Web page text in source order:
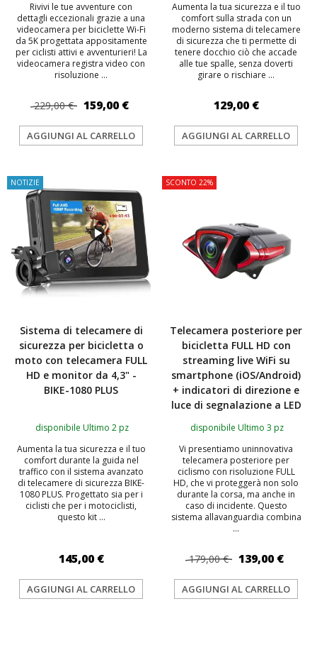
Rivivi le tue avventure con
dettagli eccezionali grazie a una
videocamera per biciclette Wi-Fi
da 5K progettata appositamente
per ciclisti attivi e avventurieri! La
videocamera registra video con
risoluzione ...
229,00 € 159,00 €
AGGIUNGI AL CARRELLO
Aumenta la tua sicurezza e il tuo
comfort sulla strada con un
moderno sistema di telecamere
di sicurezza che ti permette di
tenere docchio ciò che accade
alle tue spalle, senza doverti
girare o rischiare ...
129,00 €
AGGIUNGI AL CARRELLO
NOTIZIE
Sistema di telecamere di
sicurezza per bicicletta o
moto con telecamera FULL
HD e monitor da 4,3" -
BIKE-1080 PLUS
disponibile Ultimo 2 pz
Aumenta la tua sicurezza e il tuo
comfort durante la guida nel
traffico con il sistema avanzato
di telecamere di sicurezza BIKE-
1080 PLUS. Progettato sia per i
ciclisti che per i motociclisti,
questo kit ...
145,00 €
AGGIUNGI AL CARRELLO
SCONTO 22%
Telecamera posteriore per
bicicletta FULL HD con
streaming live WiFi su
smartphone (iOS/Android)
+ indicatori di direzione e
luce di segnalazione a LED
disponibile Ultimo 3 pz
Vi presentiamo uninnovativa
telecamera posteriore per
ciclismo con risoluzione FULL
HD, che vi proteggerà non solo
durante la corsa, ma anche in
caso di incidente. Questo
sistema allavanguardia combina
...
179,00 € 139,00 €
AGGIUNGI AL CARRELLO